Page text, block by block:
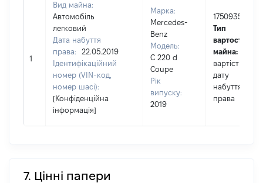
1
Вид майна:
Автомобіль
легковий
Дата набуття
права:
22.05.2019
Ідентифікаційний
номер (VIN-код,
номер шасі):
[Конфіденційна
інформація]
Марка:
Mercedes-
Benz
Модель:
C 220 d
Coupe
Рік
випуску:
2019
1750935
Тип
вартості
майна:
вартість на
дату
набуття
права
7. Цінні папери